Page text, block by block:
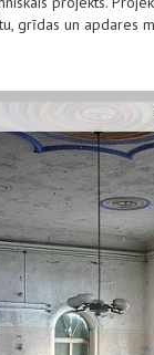
grīdas un apdares